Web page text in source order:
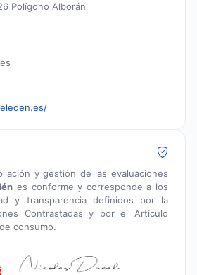
Polígono Alborán
y gestión de las evaluaciones
es conforme y corresponde a los
y transparencia definidos por la
Contrastadas y por el Artículo
consumo.